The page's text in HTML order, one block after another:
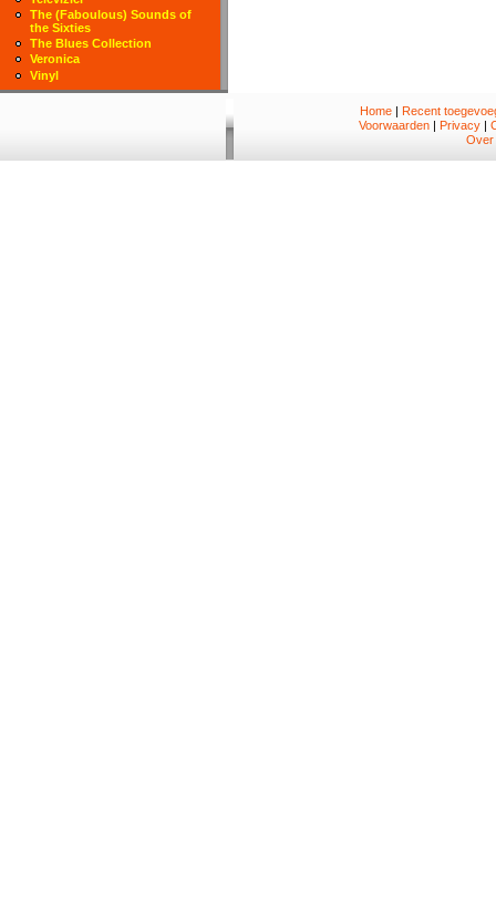
The (Faboulous) Sounds of
the Sixties
The Blues Collection
Veronica
Vinyl
Home|
Recent
Voorwaarden
Privacy
Over